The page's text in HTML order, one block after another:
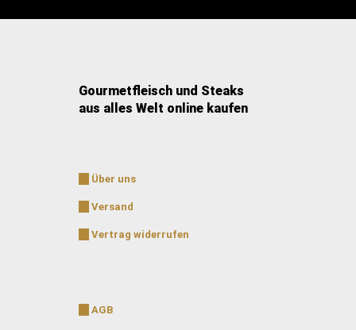
Gourmetfleisch und Steaks
aus alles Welt online kaufen
Über uns
Versand
Vertrag widerrufen
AGB